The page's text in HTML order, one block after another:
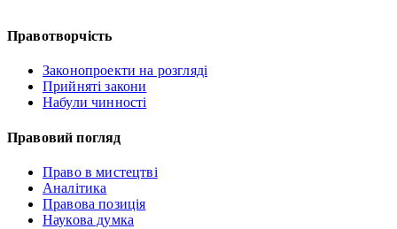
Правотворчість
Законопроекти на розгляді
Прийняті закони
Набули чинності
Правовий погляд
Право в мистецтві
Аналітика
Правова позиція
Наукова думка